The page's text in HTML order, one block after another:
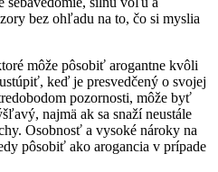
bez ohľadu na to, čo si myslia
môže pôsobiť arogantne kvôli
keď je presvedčený o svojej
pozornosti, môže byť
najmä ak sa snaží neustále
Osobnosť a vysoké nároky na
pôsobiť ako arogancia v prípade